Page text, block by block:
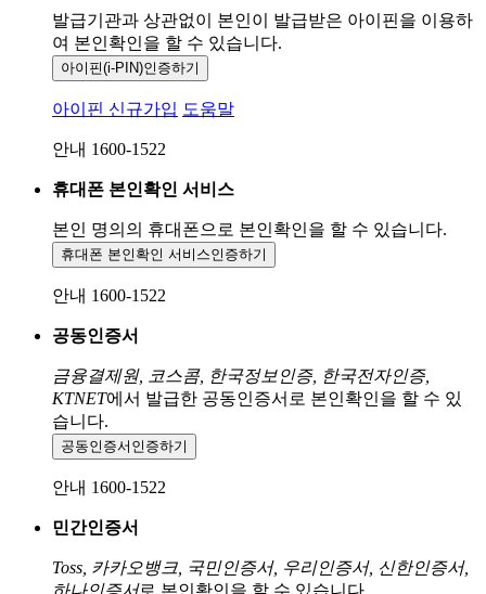
발급기관과 상관없이 본인이 발급받은 아이핀을 이용하
여 본인확인을 할 수 있습니다.
아이핀(i-PIN)인증하기
아이핀 신규가입 도움말
안내 1600-1522
휴대폰 본인확인 서비스
본인 명의의 휴대폰으로 본인확인을 할 수 있습니다.
휴대폰 본인확인 서비스인증하기
안내 1600-1522
공동인증서
금융결제원, 코스콤, 한국정보인증, 한국전자인증,
KTNET에서 발급한 공동인증서로 본인확인을 할 수 있
습니다.
공동인증서 인증하기
안내 1600-1522
민간인증서
Toss, 카카오뱅크, 국민인증서, 우리인증서, 신한인증서,